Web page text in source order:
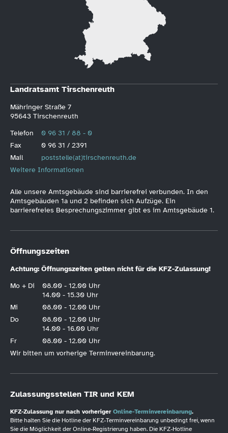
Landratsamt Tirschenreuth
Mähringer Straße 7
95643 Tirschenreuth
Telefon
0 96 31 / 88 - 0
Fax
0 96 31 / 2391
Mail
poststelle(at)tirschenreuth.de
Weitere Informationen
Alle unsere Amtsgebäude sind barrierefrei verbunden. In den
Amtsgebäuden 1a und 2 befinden sich Aufzüge. Ein
barrierefreies Besprechungszimmer gibt es im Amtsgebäude 1.
Öffnungszeiten
Achtung: Öffnungszeiten gelten nicht für die KFZ-Zulassung!
Mo + Di
08.00 - 12.00 Uhr
14.00 - 15.30 Uhr
Mi
08.00 - 12.00 Uhr
Do
08.00 - 12.00 Uhr
14.00 - 16.00 Uhr
Fr
08.00 - 12.00 Uhr
Wir bitten um vorherige Terminvereinbarung.
Zulassungsstellen TIR und KEM
KFZ-Zulassung nur nach vorheriger Online-Terminvereinbarung.
Bitte halten Sie die Hotline der KFZ-Terminvereinbarung unbedingt frei, wenn
Sie die Möglichkeit der Online-Registrierung haben. Die KFZ-Hotline